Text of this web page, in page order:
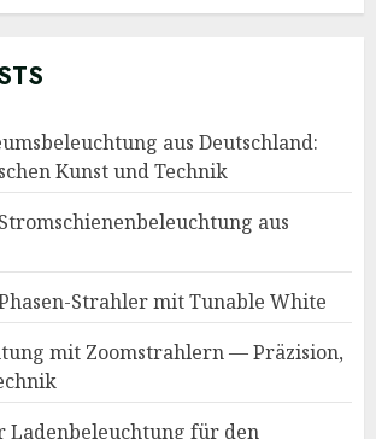
aus Deutschland:
Kunst und Technik
aus
Strahler mit Tunable White
mit Zoomstrahlern — Präzision,
Ladenbeleuchtung für den